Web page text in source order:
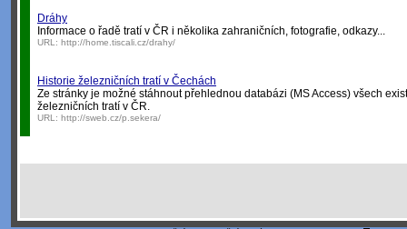
Dráhy
Informace o řadě tratí v ČR i několika zahraničních, fotografie, odkazy...
URL: http://home.tiscali.cz/drahy/
Historie železničních tratí v Čechách
Ze stránky je možné stáhnout přehlednou databázi (MS Access) všech
železničních tratí v ČR.
URL: http://sweb.cz/p.sekera/